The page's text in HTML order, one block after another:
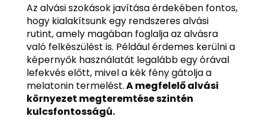
Az alvási szokások javítása érdekében fontos,
hogy kialakítsunk egy rendszeres alvási
rutint, amely magában foglalja az alvásra
való felkészülést is. Például érdemes kerülni a
képernyők használatát legalább egy órával
lefekvés előtt, mivel a kék fény gátolja a
melatonin termelést.A megfelelő alvási
környezet megteremtése szintén
kulcsfontosságú.